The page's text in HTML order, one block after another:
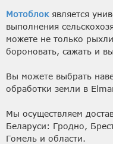
Мотоблокявляется
выполнения
можете не только
бороновать, сажать и
Вы можете выбрать
обработки земли в
Мы осуществляем
Беларуси: Гродно,
Гомель и области.